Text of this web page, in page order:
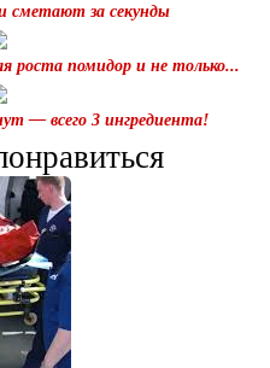
сметают за секунды
роста помидор и не только...
— всего 3 ингредиента!